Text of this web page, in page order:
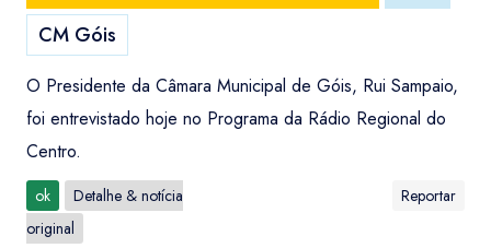
CM Góis
O Presidente da Câmara Municipal de Góis, Rui Sampaio,
foi entrevistado hoje no Programa da Rádio Regional do
Centro.
ok
Detalhe & notícia
original
Reportar